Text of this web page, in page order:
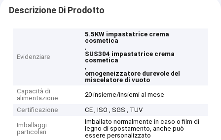
Descrizione Di Prodotto
Evidenziare
5.5KW impastatrice crema
cosmetica
,
SUS304 impastatrice crema
cosmetica
,
omogeneizzatore durevole del
miscelatore di vuoto
Capacità di
alimentazione
20 insieme/insiemi al mese
Certificazione CE , ISO , SGS , TUV
Imballaggi
particolari
Imballato normalmente in caso o film di
legno di spostamento, anche può
essere personalizzato